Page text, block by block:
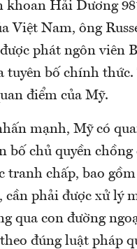
khoan Hải Dương
Việt Nam, ông
phát ngôn viên
tuyên bố chính thức.
điểm của Mỹ.
mạnh, Mỹ có
bố chủ quyền chồng
tranh chấp, bao
cần phải được xử lý
qua con đường
đúng luật pháp